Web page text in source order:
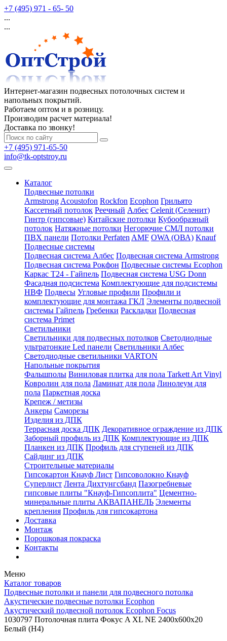
+7 (495) 971 - 65- 50
...
...
Интернет-магазин подвесных потолочных систем и
напольных покрытий.
Работаем оптом и в розницу.
Производим расчет материала!
Доставка по звонку!
+7 (495) 971-65-50
info@tk-optstroy.ru
Каталог
Подвесные потолки
Armstrong Acoustofon Rockfon Ecophon Грильято
Кассетный потолок Реечный Албес Celenit (Селенит)
Гинтр (гипсовые) Китайские потолки Кубообразный
потолок Натяжные потолки Негорючие СМЛ потолки
ПВХ панели Потолки Perfaten AMF OWA (ОВА) Knauf
Подвесные системы
Подвесная система Албес Подвесная система Armstrong
Подвесная система Рокфон Подвесные системы Ecophon
Каркас Т24 - Гайпель Подвесная система USG Donn
Фасадная подсистема Комплектующие для подсистемы
НВФ Подвесы Угловые профили Профили и
комплектующие для монтажа ГКЛ Элементы подвесной
системы Гайпель Гребенки Раскладки Подвесная
система Primet
Светильники
Светильники для подвесных потолков Светодиодные
ультратонкие Led панели Светильники Албес
Светодиодные светильники VARTON
Напольные покрытия
Фальшполы Виниловая плитка для пола Tarkett Art Vinyl
Ковролин для пола Ламинат для пола Линолеум для
пола Паркетная доска
Крепеж / метизы
Анкеры Саморезы
Изделия из ДПК
Террасная доска ДПК Декоративное ограждение из ДПК
Заборный профиль из ДПК Комплектующие из ДПК
Планкен из ДПК Профиль для ступеней из ДПК
Сайдинг из ДПК
Строительные материалы
Гипсокартон Кнауф Лист Гипсоволокно Кнауф
Суперлист Лента Дихтунгсбанд Пазогребневые
гипсовые плиты "Кнауф-Гипсоплита" Цементно-
минеральные плиты АКВАПАНЕЛЬ Элементы
крепления Профиль для гипсокартона
Доставка
Монтаж
Порошковая покраска
Контакты
Меню
Каталог товаров
Подвесные потолки и панели для подвесного потолка
Акустические подвесные потолки Ecophon
Акустический подвесной потолок Ecophon Focus
1030797 Потолочная плита Фокус A XL NE 2400x600x20
Белый (Н4)